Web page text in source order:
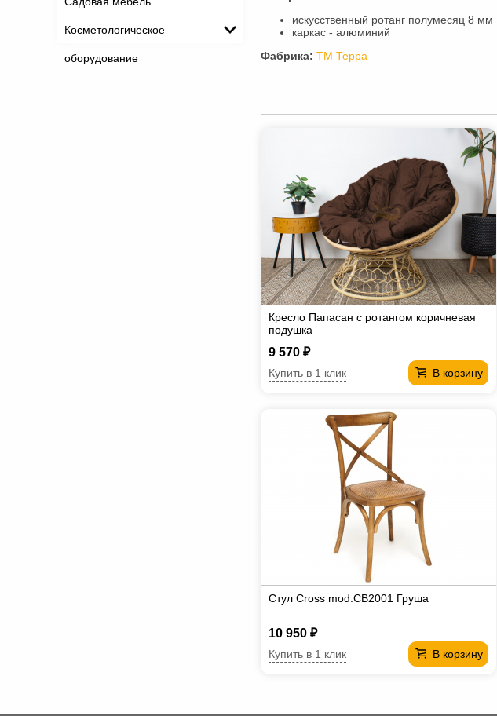
Косметологическое
оборудование
искусственный ротанг полумесяц 8 мм
каркас - алюминий
Фабрика: ТМ Терра
Кресло Папасан с ротангом коричневая
подушка
9 570 ₽
В корзину
Купить в 1 клик
Стул Cross mod.CB2001 Груша
10 950 ₽
В корзину
Купить в 1 клик